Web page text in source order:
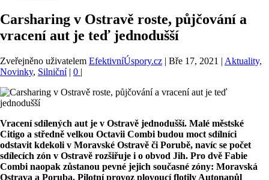
Carsharing v Ostravě roste, půjčování a
vracení aut je teď jednodušší
Zveřejněno uživatelem EfektivníÚspory.cz | Bře 17, 2021 | Aktuality,
Novinky, Silniční| 0 |
Vracení sdílených aut je v Ostravě jednodušší. Malé městské
Citigo a středně velkou Octavii Combi budou moct sdílníci
odstavit kdekoli v Moravské Ostravě či Porubě, navíc se počet
sdílecích zón v Ostravě rozšiřuje i o obvod Jih. Pro dvě Fabie
Combi naopak zůstanou pevné jejich současné zóny: Moravská
Ostrava a Poruba. Pilotní provoz plovoucí flotily Autonapůl